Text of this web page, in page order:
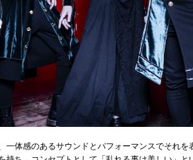
一体感のあるサウンドとパフォーマンスでそれ